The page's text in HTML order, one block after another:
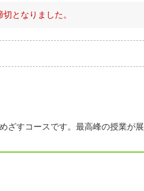
となりました。
すコースです。最高峰の授業が